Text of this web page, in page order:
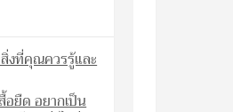
งที่คุณควรรู้และ
ยืด อยากเป็น